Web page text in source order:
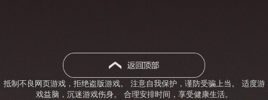
抵制不良网页游戏，拒绝盗版游戏。 注意自我保护，谨防受骗上当。 适度游
戏益脑，沉迷游戏伤身。 合理安排时间，享受健康生活。